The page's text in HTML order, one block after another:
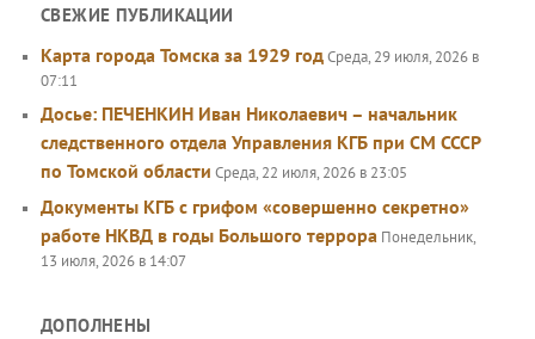
СВЕЖИЕ ПУБЛИКАЦИИ
Карта города Томска за 1929 годСреда, 29 июля, 2026 в
07:11
Досье: ПЕЧЕНКИН Иван Николаевич – начальник
следственного отдела Управления КГБ при СМ СССР
по Томской области Среда, 22 июля, 2026 в 23:05
Документы КГБ с грифом «совершенно секретно»
работе НКВД в годы Большого террора Понедельник,
13 июля, 2026 в 14:07
ДОПОЛНЕНЫ